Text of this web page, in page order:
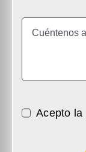
Acepto la